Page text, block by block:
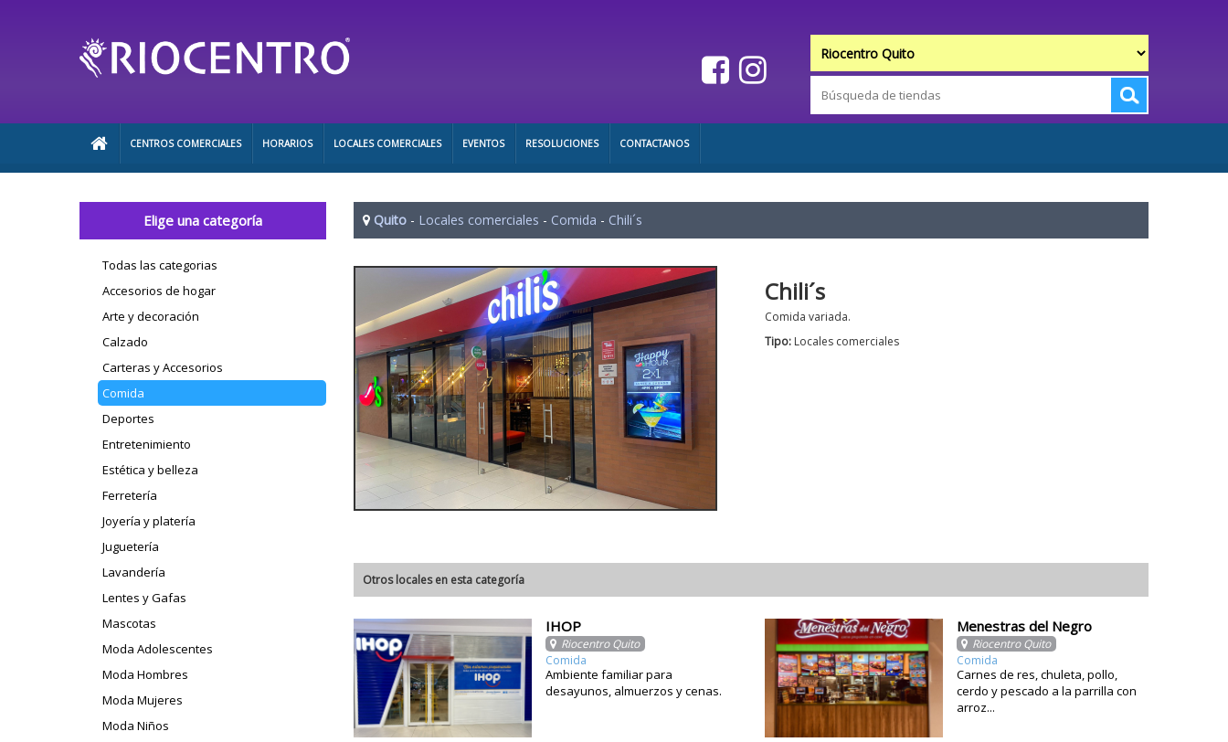
CENTROS COMERCIALES HORARIOS LOCALES COMERCIALES EVENTOS RESOLUCIONES CONTACTANOS
Elige una categoría
Todas las categorias
Accesorios de hogar
Arte y decoración
Calzado
Carteras y Accesorios
Comida
Deportes
Entretenimiento
Estética y belleza
Ferretería
Joyería y platería
Juguetería
Lavandería
Lentes y Gafas
Mascotas
Moda Adolescentes
Moda Hombres
Moda Mujeres
Moda Niños
Quito - Locales comerciales - Comida - Chili´s
Chili´s
Comida variada.
Tipo: Locales comerciales
Otros locales en esta categoría
IHOP
Riocentro Quito
Comida
Ambiente familiar para
desayunos, almuerzos y cenas.
Menestras del Negro
Riocentro Quito
Comida
Carnes de res, chuleta, pollo,
cerdo y pescado a la parrilla con
arroz...